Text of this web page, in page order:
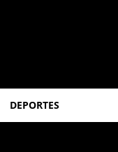
DEPORTES